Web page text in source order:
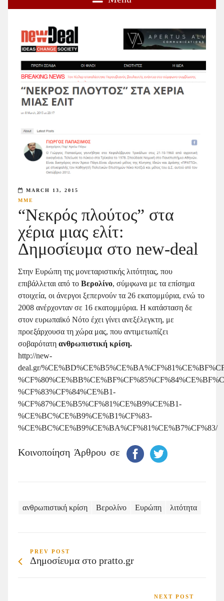
MARCH 13, 2015
ΜΜΕ
“Νεκρός πλούτος” στα
χέρια μιας ελίτ:
Δημοσίευμα στο new-deal
Στην Ευρώπη της μονεταριστικής λιτότητας, που
επιβάλλεται από το Βερολίνο, σύμφωνα με τα επίσημα
στοιχεία, οι άνεργοι ξεπερνούν τα 26 εκατομμύρια, ενώ το
2008 ανέρχονταν σε 16 εκατομμύρια. Η κατάσταση δε
στον ευρωπαϊκό Νότο έχει γίνει ανεξέλεγκτη, με
προεξάρχουσα τη χώρα μας, που αντιμετωπίζει
σοβαρότατη ανθρωπιστική κρίση.
http://new-
deal.gr/
%CF%83%CF%84%CE%B1-
%CF%87%CE%B5%CF%81%CE%B9%CE%B1-
%CE%BC%CE%B9%CE%B1%CF%83-
%CE%BC%CE%B9%CE%BA%CF%81%CE%B7%CF%83/
Κοινοποίηση Άρθρου σε
ανθρωπιστική κρίση Βερολίνο Ευρώπη λιτότητα
PREV POST
Δημοσίευμα στο pratto.gr
NEXT POST